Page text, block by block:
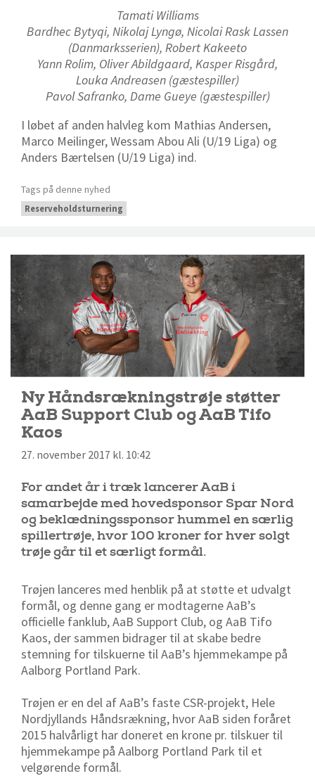
Tamati Williams
Bardhec Bytyqi, Nikolaj Lyngø, Nicolai Rask Lassen
(Danmarksserien), Robert Kakeeto
Yann Rolim, Oliver Abildgaard, Kasper Risgård,
Louka Andreasen (gæstespiller)
Pavol Safranko, Dame Gueye (gæstespiller)
I løbet af anden halvleg kom Mathias Andersen,
Marco Meilinger, Wessam Abou Ali (U/19 Liga) og
Anders Bærtelsen (U/19 Liga) ind.
Tags på denne nyhed
Reserveholdsturnering
Ny Håndsrækningstrøje støtter
AaB Support Club og AaB Tifo
Kaos
27. november 2017 kl. 10:42
For andet år i træk lancerer AaB i
samarbejde med hovedsponsor Spar Nord
og beklædningssponsor hummel en særlig
spillertrøje, hvor 100 kroner for hver solgt
trøje går til et særligt formål.
Trøjen lanceres med henblik på at støtte et udvalgt
formål, og denne gang er modtagerne AaB’s
officielle fanklub, AaB Support Club, og AaB Tifo
Kaos, der sammen bidrager til at skabe bedre
stemning for tilskuerne til AaB’s hjemmekampe på
Aalborg Portland Park.
Trøjen er en del af AaB’s faste CSR-projekt, Hele
Nordjyllands Håndsrækning, hvor AaB siden foråret
2015 halvårligt har doneret en krone pr. tilskuer til
hjemmekampe på Aalborg Portland Park til et
velgørende formål.